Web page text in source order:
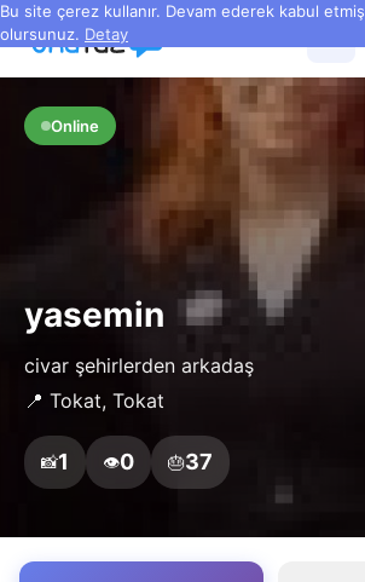
Bu site çerez kullanır. Devam ederek kabul etmiş
olursunuz. Detay
Online
yasemin
civar şehirlerden arkadaş
📍 Tokat, Tokat
📸1 👁️0 🎂37